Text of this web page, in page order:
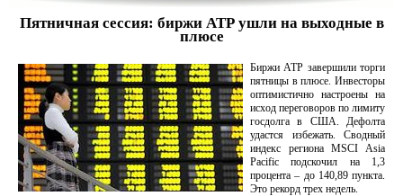
Пятничная сессия: биржи АТР ушли на выходные в
плюсе
Биржи АТР завершили торги
пятницы в плюсе. Инвесторы
оптимистично настроены на
исход переговоров по лимиту
госдолга в США. Дефолта
удастся избежать. Сводный
индекс региона MSCI Asia
Pacific подскочил на 1,3
процента – до 140,89 пункта.
Это рекорд трех недель.